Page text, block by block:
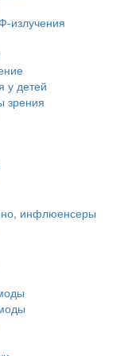
излучения
у детей
зрения
инфлюенсеры